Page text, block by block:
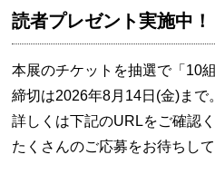
読者プレゼント実施中！
本展のチケットを抽選で「10
締切は2026年8月14日(金)まで。
詳しくは下記のURLをご確認く
たくさんのご応募をお待ちして